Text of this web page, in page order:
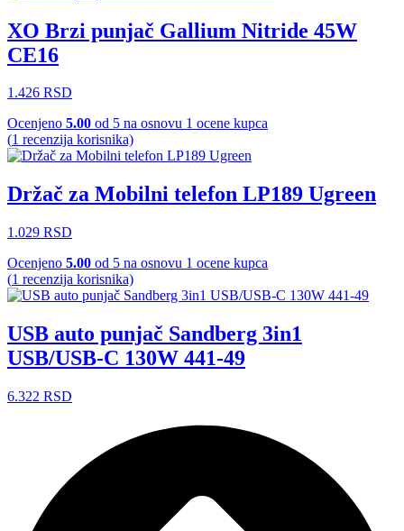
XO Brzi punjač Gallium Nitride 45W
CE16
1.426 RSD
Ocenjeno 5.00 od 5 na osnovu 1 ocene kupca
(1 recenzija korisnika)
Držač za Mobilni telefon LP189 Ugreen
1.029 RSD
Ocenjeno 5.00 od 5 na osnovu 1 ocene kupca
(1 recenzija korisnika)
USB auto punjač Sandberg 3in1
USB/USB-C 130W 441-49
6.322 RSD